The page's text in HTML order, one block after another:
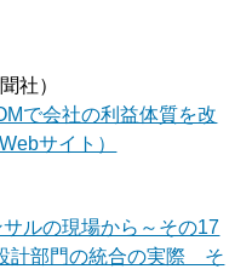
社）
で会社の利益体質を改
サイト）
ルの現場から～その17
計部門の統合の実際 そ